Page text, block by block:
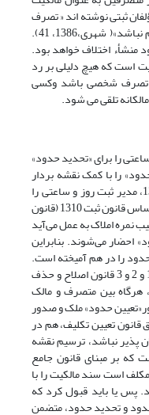
ثبتی نوشته اند « تصرف
وقتی دلیل مالکیت است که منشأ آن معلوم نباشد»( شهری،1386، 41).
منشأء اختلاف خواهد بود.
است که هیچ دلیلی بر رد
تصرف شخصی باشد وکسی
تلقی می شود.
ثبت روز و ساعتی را برای «‌تحدید حدود»
را با کمک نقشه ‌بردار
اجرا می کند. طبق قانون ثبت 21 بهمن1308، مدیر ثبت روز و ساعتی را
برای «تعیین حدود‌» ملک تعیین می کند. بر اساس قانون ثبت 1310 (قانون
نمره‌ املاک به عمل می‌آید
احضار می‌شوند. بنابراین
را در هم آمیخته است.
لیکن می دانیم که طبق قانون اصلاح مواد 1 و 2 و 3 قانون اصلاح و حذف
موادی از قانون ثبت اسناد و املاک 1365، هرگاه بین متصرف و مالک
حدود» ملک و صدور
تعیین تکلیف، هم در
نباشد، ترسیم نقشه
که بر مبنای قانون جامع
اداره ثبت مکلف است سند مالکیت را با
پس یا باید قبول کرد که
حدود و تحدید حدود، متضمن